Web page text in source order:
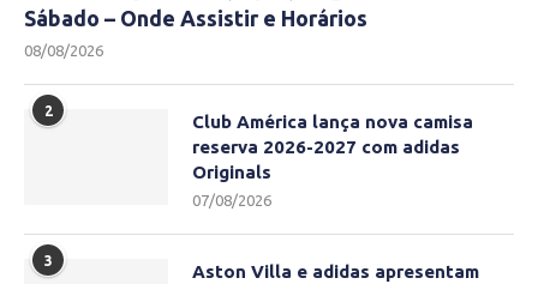
Sábado – Onde Assistir e Horários
08/08/2026
2
Club América lança nova camisa
reserva 2026-2027 com adidas
Originals
07/08/2026
3
Aston Villa e adidas apresentam